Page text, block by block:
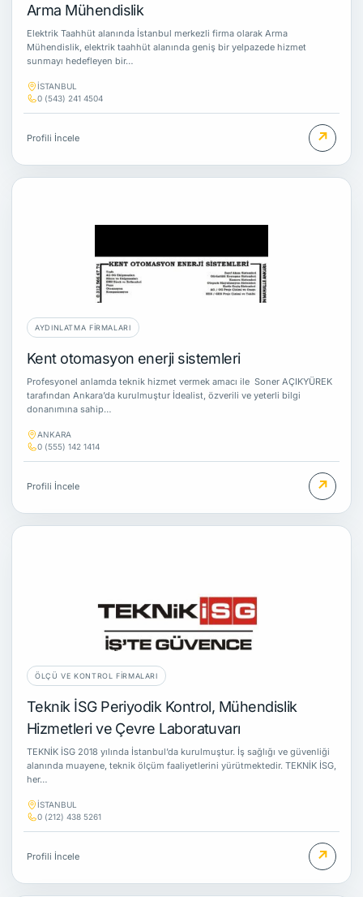
Arma Mühendislik
Elektrik Taahhüt alanında İstanbul merkezli firma olarak Arma
Mühendislik, elektrik taahhüt alanında geniş bir yelpazede hizmet
sunmayı hedefleyen bir…
İSTANBUL
0 (543) 241 4504
Profili İncele ↗
AYDINLATMA FIRMALARI
Kent otomasyon enerji sistemleri
Profesyonel anlamda teknik hizmet vermek amacı ile Soner AÇIKYÜREK
tarafından Ankara’da kurulmuştur İdealist, özverili ve yeterli bilgi
donanımına sahip…
ANKARA
0 (555) 142 1414
Profili İncele ↗
ÖLÇÜ VE KONTROL FIRMALARI
Teknik İSG Periyodik Kontrol, Mühendislik
Hizmetleri ve Çevre Laboratuvarı
TEKNİK İSG 2018 yılında İstanbul’da kurulmuştur. İş sağlığı ve güvenliği
alanında muayene, teknik ölçüm faaliyetlerini yürütmektedir. TEKNİK İSG,
her…
İSTANBUL
0 (212) 438 5261
Profili İncele ↗